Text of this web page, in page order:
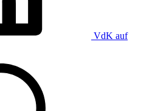
VdK auf